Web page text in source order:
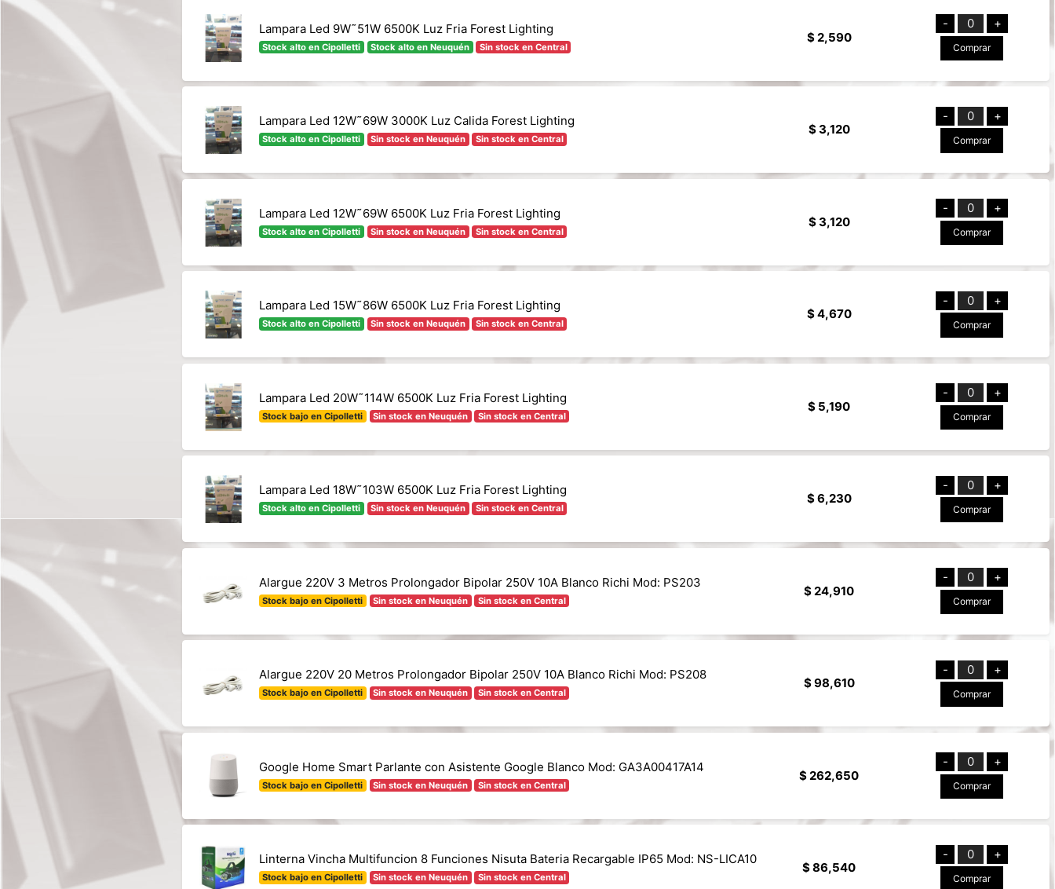
Lampara Led 9W˜51W 6500K Luz Fria Forest Lighting
Stock alto en Cipolletti Stock alto en Neuquén Sin stock en Central
$ 2,590
- 0 +
Comprar
Lampara Led 12W˜69W 3000K Luz Calida Forest Lighting
Stock alto en Cipolletti Sin stock en Neuquén Sin stock en Central
$ 3,120
- 0 +
Comprar
Lampara Led 12W˜69W 6500K Luz Fria Forest Lighting
Stock alto en Cipolletti Sin stock en Neuquén Sin stock en Central
$ 3,120
- 0 +
Comprar
Lampara Led 15W˜86W 6500K Luz Fria Forest Lighting
Stock alto en Cipolletti Sin stock en Neuquén Sin stock en Central
$ 4,670
- 0 +
Comprar
Lampara Led 20W˜114W 6500K Luz Fria Forest Lighting
Stock bajo en Cipolletti Sin stock en Neuquén Sin stock en Central
$ 5,190
- 0 +
Comprar
Lampara Led 18W˜103W 6500K Luz Fria Forest Lighting
Stock alto en Cipolletti Sin stock en Neuquén Sin stock en Central
$ 6,230
- 0 +
Comprar
Alargue 220V 3 Metros Prolongador Bipolar 250V 10A Blanco Richi Mod: PS203
Stock bajo en Cipolletti Sin stock en Neuquén Sin stock en Central
$ 24,910
- 0 +
Comprar
Alargue 220V 20 Metros Prolongador Bipolar 250V 10A Blanco Richi Mod: PS208
Stock bajo en Cipolletti Sin stock en Neuquén Sin stock en Central
$ 98,610
- 0 +
Comprar
Google Home Smart Parlante con Asistente Google Blanco Mod: GA3A00417A14
Stock bajo en Cipolletti Sin stock en Neuquén Sin stock en Central
$ 262,650
- 0 +
Comprar
Linterna Vincha Multifuncion 8 Funciones Nisuta Bateria Recargable IP65 Mod: NS-LICA10
Stock bajo en Cipolletti Sin stock en Neuquén Sin stock en Central
$ 86,540
- 0 +
Comprar